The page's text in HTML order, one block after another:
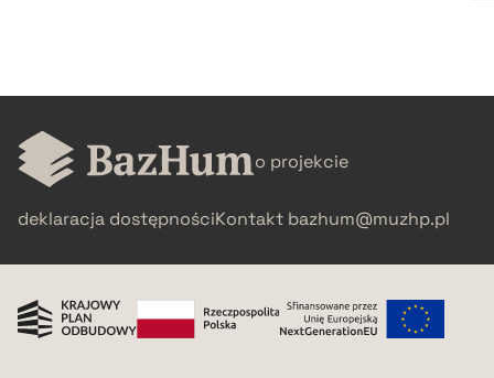
pobierz cytat
BIBTEX
pobierz cytat
o projekcie
deklaracja dostępnościKontakt bazhum@muzhp.pl